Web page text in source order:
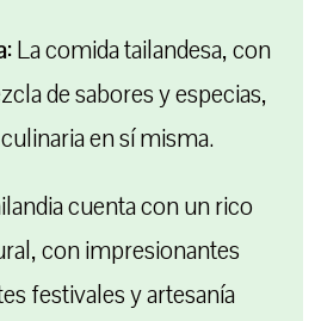
La comida tailandesa, con
de sabores y especias,
en sí misma.
cuenta con un rico
con impresionantes
festivales y artesanía